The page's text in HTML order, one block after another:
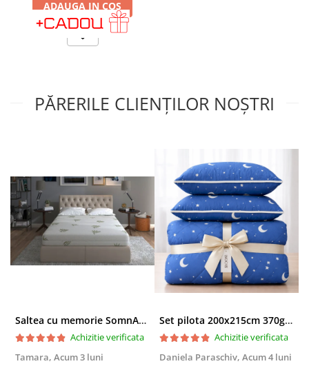
ADAUGA IN COS
PĂRERILE CLIENȚILOR NOȘTRI
Saltea cu memorie SomnART XXL Memory Plus 160x190, înălțime 25cm, pentru persoane supraponderale, husă Aloe Vera detașabilă, rulată, fermitate mare
Achizitie verificata
Tamara, Acum 3 luni
Set pilota 200x215cm 370g cu 2 perne 50x70,albastru- PLT36
Achizitie verificata
Daniela Paraschiv, Acum 4 luni